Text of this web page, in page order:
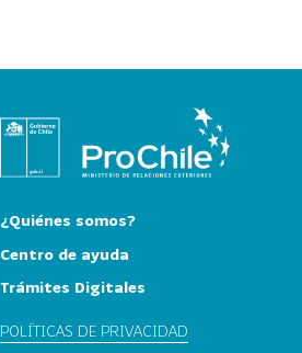
¿Quiénes somos?
Centro de ayuda
Trámites Digitales
POLÍTICAS DE PRIVACIDAD